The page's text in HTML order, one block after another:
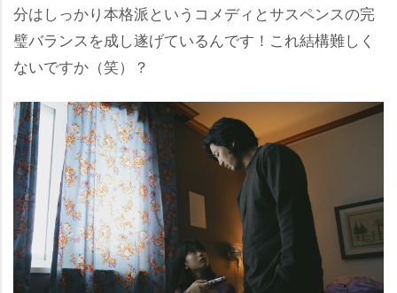
分はしっかり本格派というコメディとサスペンスの完
璧バランスを成し遂げているんです！これ結構難しく
ないですか（笑）？